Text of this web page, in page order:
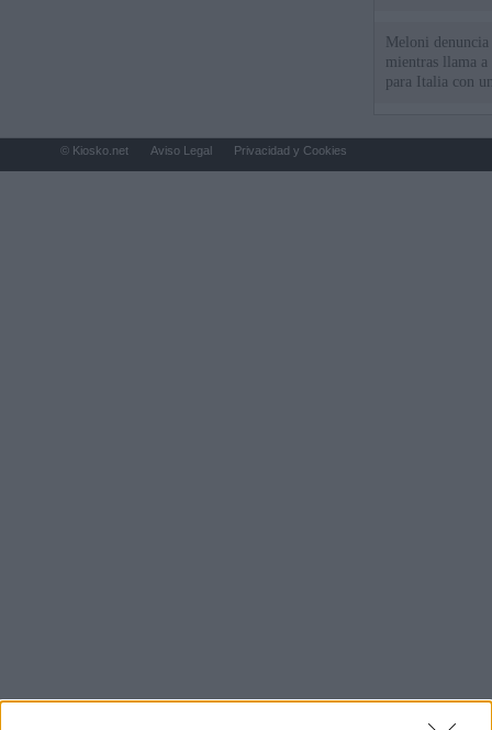
Meloni
mientras llama
para Italia con
© Kiosko.net Aviso Legal Privacidad y Cookies